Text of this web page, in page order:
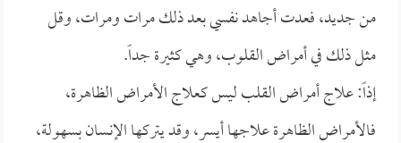
من جديد، فعدت أجاهد نفسي بعد ذلك مرات ومرات، وقل
مثل ذلك في أمراض القلوب، وهي كثيرة جداً.
إذاً: علاج أمراض القلب ليس كعلاج الأمراض الظاهرة،
فالأمراض الظاهرة علاجها أيسر، وقد يتركها الإنسان بسهولة،